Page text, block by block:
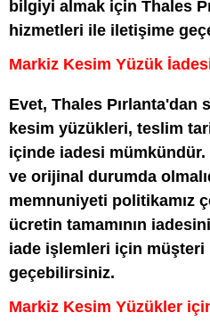
bilgiyi almak için Thales
hizmetleri ile iletişime
Markiz Kesim Yüzük
Evet, Thales Pırlanta'dan
kesim yüzükleri, teslim
içinde iadesi mümkündür.
ve orijinal durumda
memnuniyeti politikamız
ücretin tamamının
iade işlemleri için
geçebilirsiniz.
Markiz Kesim Yüzükler